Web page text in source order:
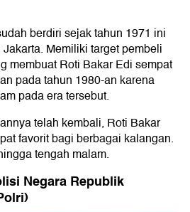
berdiri sejak tahun 1971 ini
Memiliki target pembeli
membuat Roti Bakar Edi sempat
pada tahun 1980-an karena
pada era tersebut.
telah kembali, Roti Bakar
favorit bagi berbagai kalangan.
tengah malam.
Negara Republik